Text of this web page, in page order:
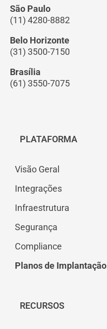
São Paulo
(11) 4280-8882
Belo Horizonte
(31) 3500-7150
Brasília
(61) 3550-7075
PLATAFORMA
Visão Geral
Integrações
Infraestrutura
Segurança
Compliance
Planos de Implantação
RECURSOS